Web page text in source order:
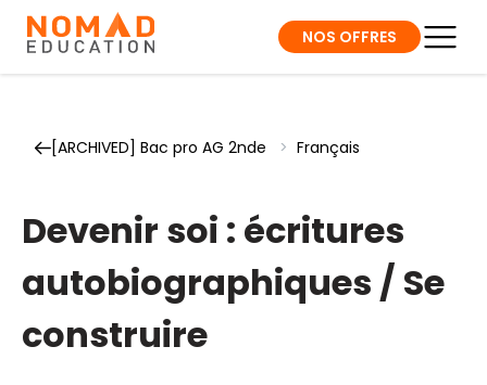
NOS OFFRES
[ARCHIVED] Bac pro AG 2nde > Français
Devenir soi : écritures
autobiographiques / Se
construire